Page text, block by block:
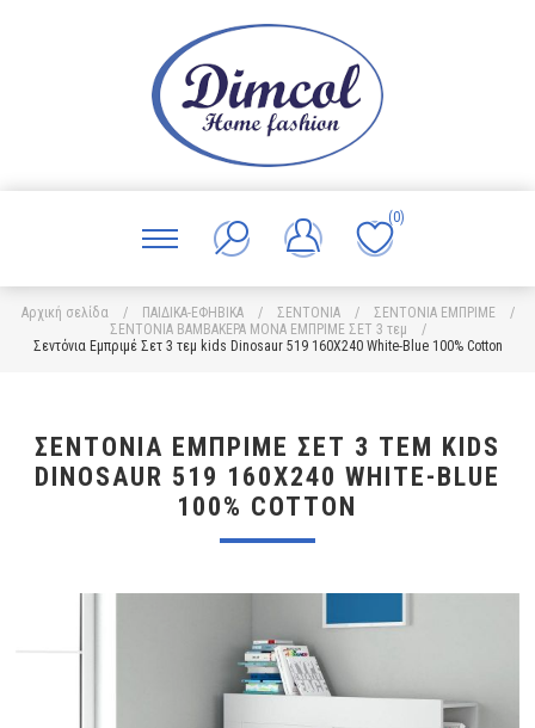
(0)
Αρχική σελίδα / ΠΑΙΔΙΚΑ-ΕΦΗΒΙΚΑ / ΣΕΝΤΟΝΙΑ / ΣΕΝΤΟΝΙΑ ΕΜΠΡΙΜΕ
/
ΣΕΝΤΟΝΙΑ ΒΑΜΒΑΚΕΡΑ ΜΟΝΑ ΕΜΠΡΙΜΕ ΣΕΤ 3 τεμ
/
Σεντόνια Εμπριμέ Σετ 3 τεμ kids Dinosaur 519 160X240 White-Blue 100% Cotton
ΣΕΝΤΌΝΙΑ ΕΜΠΡΙΜΈ ΣΕΤ 3 ΤΕΜ KIDS
DINOSAUR 519 160X240 WHITE-BLUE
100% COTTON